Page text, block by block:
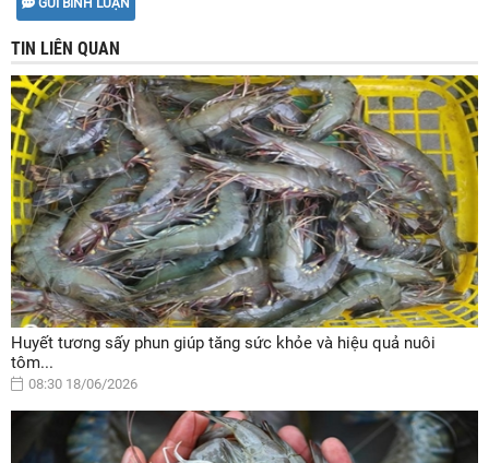
GỬI BÌNH LUẬN
TIN LIÊN QUAN
Huyết tương sấy phun giúp tăng sức khỏe và hiệu quả nuôi
tôm...
08:30 18/06/2026